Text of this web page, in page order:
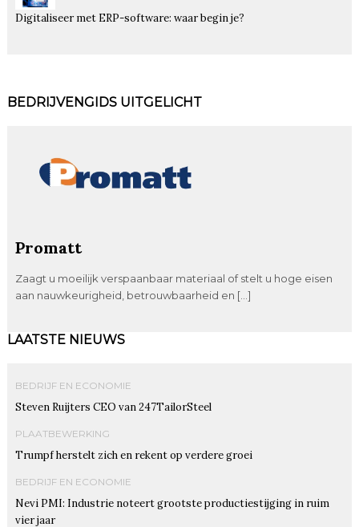
Digitaliseer met ERP-software: waar begin je?
BEDRIJVENGIDS UITGELICHT
Promatt
Zaagt u moeilijk verspaanbaar materiaal of stelt u hoge eisen
aan nauwkeurigheid, betrouwbaarheid en […]
LAATSTE NIEUWS
BEDRIJF EN ECONOMIE
Steven Ruijters CEO van 247TailorSteel
PLAATBEWERKING
Trumpf herstelt zich en rekent op verdere groei
BEDRIJF EN ECONOMIE
Nevi PMI: Industrie noteert grootste productiestijging in ruim
vier jaar